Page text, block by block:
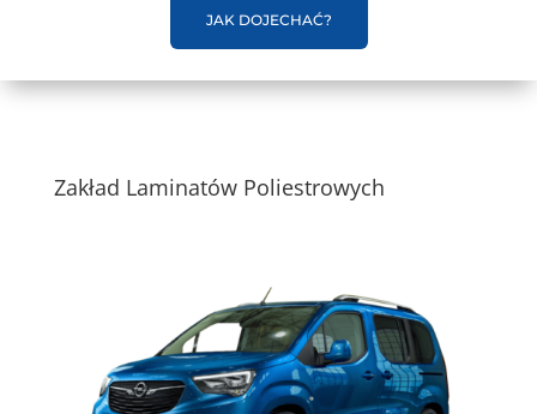
JAK DOJECHAĆ?
Zakład Laminatów Poliestrowych